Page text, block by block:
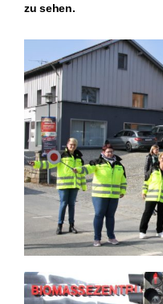
zu sehen.